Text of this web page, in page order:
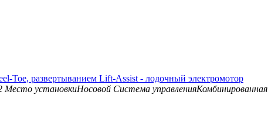
Toe, развертыванием Lift-Assist - лодочный электромотор
Место установкиНосовой Система управленияКомбинированная